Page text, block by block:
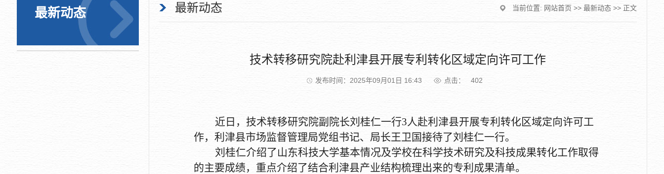
最新动态 最新动态 当前位置: 网站首页 >>最新动态 >> 正文
技术转移研究院赴利津县开展专利转化区域定向许可工作
发布时间：2025年09月01日 16:43 点击： 402
近日，技术转移研究院副院长刘桂仁一行3人赴利津县开展专利转化区域定向许可工
作，利津县市场监督管理局党组书记、局长王卫国接待了刘桂仁一行。
刘桂仁介绍了山东科技大学基本情况及学校在科学技术研究及科技成果转化工作取得
的主要成绩，重点介绍了结合利津县产业结构梳理出来的专利成果清单。